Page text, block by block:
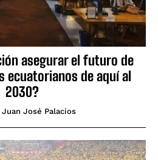
asegurar el futuro de
ecuatorianos de aquí al
2030?
Juan José Palacios